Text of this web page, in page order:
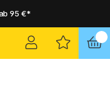
95 €*
95 €*